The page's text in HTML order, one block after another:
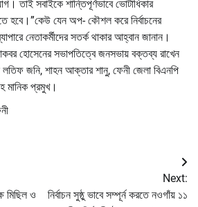
তাই সবাইকে শান্তিপূর্ণভাবে ভোটাধিকার
হবে।”কেউ যেন অপ- কৌশল করে নির্বাচনের
নেতাকর্মীদের সতর্ক থাকার আহ্বান জানান।
হোসেনের সভাপতিত্বে জনসভায় বক্তব্য রাখেন
লতিফ জনি, শাহন আক্তার শানু, ফেনী জেলা বিএনপি
মানিক প্রমুখ।
মিছিল ও
Next:
নির্বাচন সুষ্ঠু ভাবে সম্পূর্ন করতে নওগাঁয় ১১